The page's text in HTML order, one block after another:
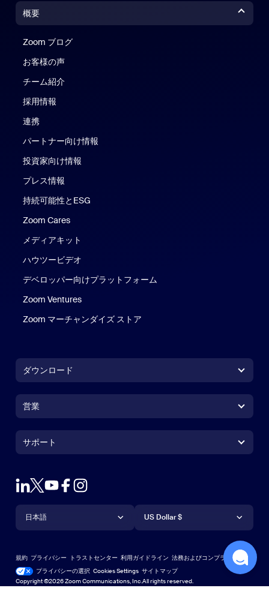
概要
Zoom ブログ
お客様の声
チーム紹介
採用情報
連携
パートナー向け情報
投資家向け情報
プレス情報
持続可能性とESG
Zoom Cares
メディアキット
ハウツービデオ
デベロッパー向けプラットフォーム
Zoom Ventures
Zoom マーチャンダイズ ストア
ダウンロード
Zoom RoomsアプリZoom Roomsアプリ
Zoom Roomsコントローラ
Outlookプラグイン
Androidアプリ
Androidアプリ
営業
営業担当にお問い合わせ
デモをリクエスト
ウェビナーとイベント
サポート
サポート
アカウント
ラーニングセンター
テクニカルコンテンツライブラリテクニカルコンテンツライブラ
言語
日本語
Español
Français
通貨
US Dollar $
Copyright ©2026 Zoom Communications, Inc.All rights reserved.
規約 プライバシー トラストセンター 利用ガイドライン 法務およびコンプライアンス
プライバシーの選択 Cookies Settings サイトマップ
サイトマップ